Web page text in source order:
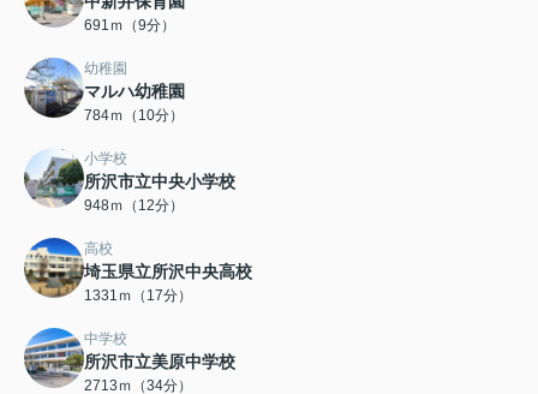
691ｍ（9分）
幼稚園
マルハ幼稚園
784ｍ（10分）
小学校
所沢市立中央小学校
948ｍ（12分）
高校
埼玉県立所沢中央高校
1331ｍ（17分）
中学校
所沢市立美原中学校
2713ｍ（34分）